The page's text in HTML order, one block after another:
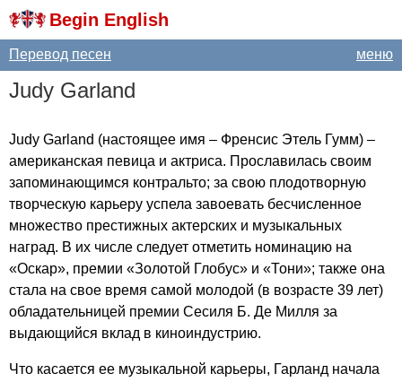
Begin English
меню
Перевод песен
Judy Garland
Judy Garland (настоящее имя – Френсис Этель Гумм) –
американская певица и актриса. Прославилась своим
запоминающимся контральто; за свою плодотворную
творческую карьеру успела завоевать бесчисленное
множество престижных актерских и музыкальных
наград. В их числе следует отметить номинацию на
«Оскар», премии «Золотой Глобус» и «Тони»; также она
стала на свое время самой молодой (в возрасте 39 лет)
обладательницей премии Сесиля Б. Де Милля за
выдающийся вклад в киноиндустрию.
Что касается ее музыкальной карьеры, Гарланд начала